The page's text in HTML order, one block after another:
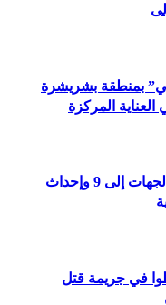
بمنطقة بشريشرة
المركزة
تقسيم ترابي جديد بالمغرب: تقليص الجهات إلى 9 وإحداث
تورطوا في جريمة قتل